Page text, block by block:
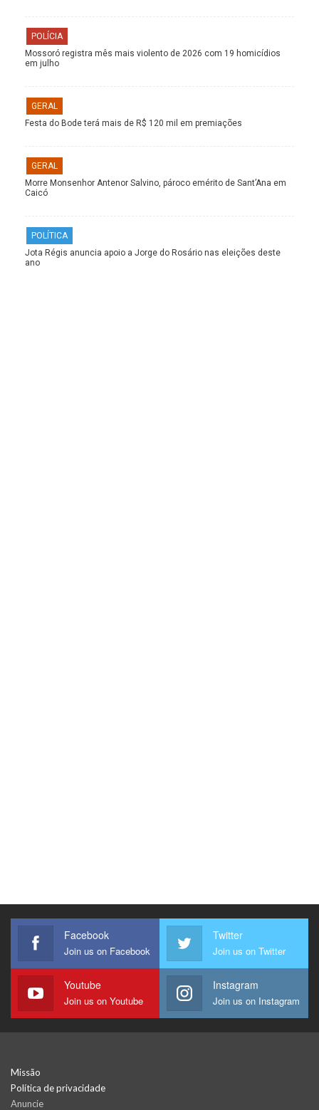
POLÍCIA
Mossoró registra mês mais violento de 2026 com 19 homicídios
em julho
GERAL
Festa do Bode terá mais de R$ 120 mil em premiações
GERAL
Morre Monsenhor Antenor Salvino, pároco emérito de Sant’Ana em
Caicó
POLÍTICA
Jota Régis anuncia apoio a Jorge do Rosário nas eleições deste
ano
Facebook
Join us on Facebook
Twitter
Join us on Twitter
Youtube
Join us on Youtube
Instagram
Join us on Instagram
Missão
Política de privacidade
Anuncie